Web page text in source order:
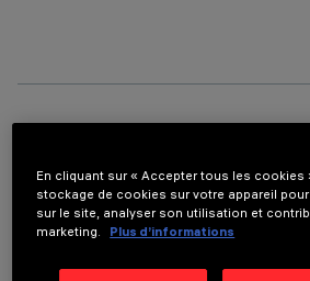
En cliquant sur « Accepter tous les cookies
stockage de cookies sur votre appareil
sur le site, analyser son utilisation et
marketing.
Plus d’informations